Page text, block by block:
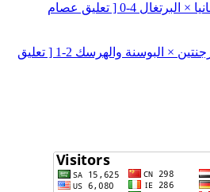
[لمن فاته] أهداف مباراة المانيا × البرتغال 4-0 [ تعليق عصام
[لمن فاته] أهداف مباراة الأرجنتين × البوسنة والهرسك 2-1 [ تعليق